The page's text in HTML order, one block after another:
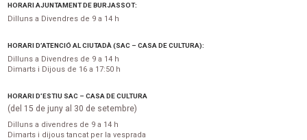
HORARI AJUNTAMENT DE BURJASSOT:
Dilluns a Divendres de 9 a 14 h
HORARI D’ATENCIÓ AL CIUTADÀ (SAC – CASA DE CULTURA):
Dilluns a Divendres de 9 a 14 h
Dimarts i Dijous de 16 a 17:50 h
HORARI D’ESTIU SAC – CASA DE CULTURA
(del 15 de juny al 30 de setembre)
Dilluns a divendres de 9 a 14 h
Dimarts i dijous tancat per la vesprada